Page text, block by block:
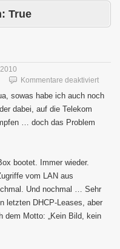
True
Kommentare deaktiviertfür
Wer
sowas habe ich auch noch
dabei, auf die Telekom
… doch das Problem
bootet. Immer wieder.
vom LAN aus
Und nochmal … Sehr
letzten DHCP-Leases, aber
Motto: „Kein Bild, kein